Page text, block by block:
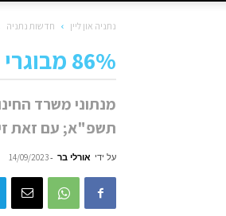
נתניה און ליין חדשות נתניה
86% מבוגרי י"ב בנתניה (תשפ"ב) זכאים לבגרות
מנתוני משרד
תשפ"א; עם זאת
על ידי אורלי בר -
14/09/2023